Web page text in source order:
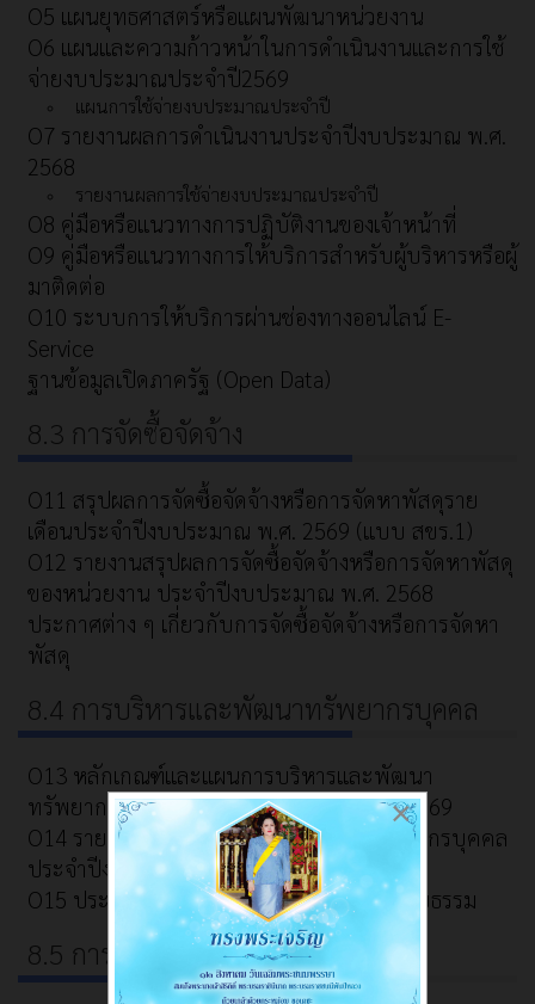
O5 แผนยุทธศาสตร์หรือแผนพัฒนาหน่วยงาน
O6 แผนและความก้าวหน้าในการดำเนินงานและการใช้
จ่ายงบประมาณประจำปี2569
แผนการใช้จ่ายงบประมาณประจำปี
O7 รายงานผลการดำเนินงานประจำปีงบประมาณ พ.ศ.
2568
รายงานผลการใช้จ่ายงบประมาณประจำปี
O8 คู่มือหรือแนวทางการปฏิบัติงานของเจ้าหน้าที่
O9 คู่มือหรือแนวทางการให้บริการสำหรับผู้บริหารหรือผู้
มาติดต่อ
O10 ระบบการให้บริการผ่านช่องทางออนไลน์ E-
Service
ฐานข้อมูลเปิดภาครัฐ (Open Data)
8.3 การจัดซื้อจัดจ้าง
O11 สรุปผลการจัดซื้อจัดจ้างหรือการจัดหาพัสดุราย
เดือนประจำปีงบประมาณ พ.ศ. 2569 (แบบ สขร.1)
O12 รายงานสรุปผลการจัดซื้อจัดจ้างหรือการจัดหาพัสดุ
ของหน่วยงาน ประจำปีงบประมาณ พ.ศ. 2568
ประกาศต่าง ๆ เกี่ยวกับการจัดซื้อจัดจ้างหรือการจัดหา
พัสดุ
8.4 การบริหารและพัฒนาทรัพยากรบุคคล
O13 หลักเกณฑ์และแผนการบริหารและพัฒนา
ทรัพยากรบุคคลประจำปีงบประมาณ พ.ศ. 2569
O14 รายงานผลการบริหารและพัฒนาทรัพยากรบุคคล
ประจำปีงบประมาณ พ.ศ. 2568
O15 ประมวลจริยธรรม และการขับเคลื่อนจริยธรรม
8.5 การส่งเสริมความโปร่งใส
×